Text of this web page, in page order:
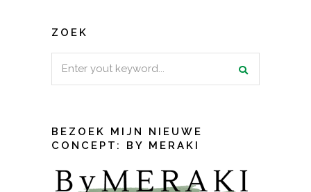
ZOEK
BEZOEK MIJN NIEUWE
CONCEPT: BY MERAKI